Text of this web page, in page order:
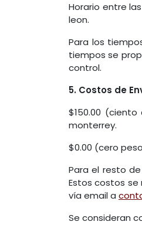
Horario entre
leon.
Para los
tiempos se
control.
5. Costos de
$150.00
monterrey.
$0.00 (cero
Para el resto
Estos costos
vía email a
Se consideran